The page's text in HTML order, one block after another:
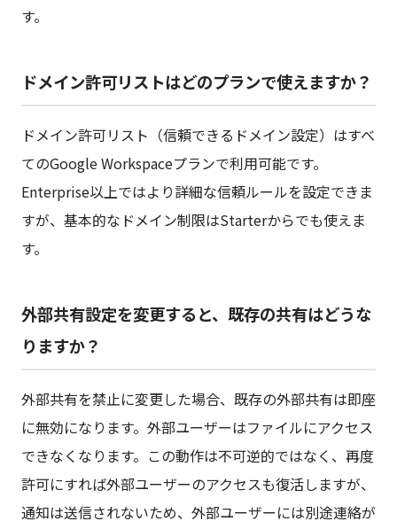
す。
ドメイン許可リストはどのプランで使えますか？
ドメイン許可リスト（信頼できるドメイン設定）はすべ
てのGoogle Workspaceプランで利用可能です。
Enterprise以上ではより詳細な信頼ルールを設定できま
すが、基本的なドメイン制限はStarterからでも使えま
す。
外部共有設定を変更すると、既存の共有はどうな
りますか？
外部共有を禁止に変更した場合、既存の外部共有は即座
に無効になります。外部ユーザーはファイルにアクセス
できなくなります。この動作は不可逆的ではなく、再度
許可にすれば外部ユーザーのアクセスも復活しますが、
通知は送信されないため、外部ユーザーには別途連絡が